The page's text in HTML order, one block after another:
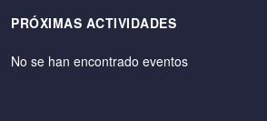
PRÓXIMAS ACTIVIDADES
No se han encontrado eventos